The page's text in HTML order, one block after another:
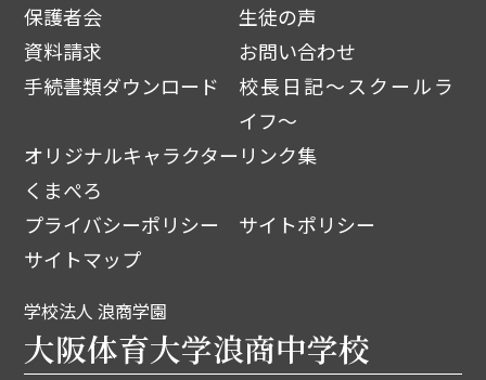
保護者会
生徒の声
資料請求
お問い合わせ
手続書類ダウンロード
校長日記～スクールラ
イフ～
オリジナルキャラクター
くまぺろ
リンク集
プライバシーポリシー
サイトポリシー
サイトマップ
学校法人 浪商学園
大阪体育大学浪商中学校